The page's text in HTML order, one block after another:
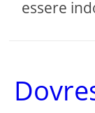
essere